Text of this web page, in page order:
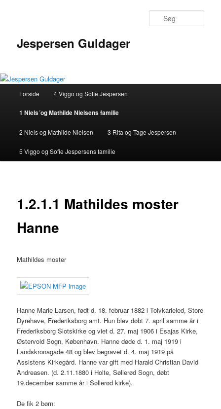
Jespersen Guldager
Forside 4 Viggo og Sofie Jespersen
1 Niels´og Mathilde Nielsens familie
2 Niels og Mathilde Nielsen 3 Rita og Tage Jespersen
5 Viggo og Sofie Jespersens familie
1.2.1.1 Mathildes moster
Hanne
Mathildes moster
Hanne Marie Larsen, født d. 18. februar 1882 i Tolvkarleled, Store
Dyrehave, Frederiksborg amt. Hun blev døbt 7. april samme år i
Frederiksborg Slotskirke og viet d. 27. maj 1906 i Esajas Kirke,
Østervold Sogn, København. Hanne døde d. 1. maj 1919 i
Landskronagade 48 og blev begravet d. 4. maj 1919 på
Assistens Kirkegård. Hanne var gift med Harald Christian David
Andreasen. (d. 2.11.1880 i Holte, Søllerød Sogn, døbt
19.december samme år i Søllerød kirke).
De fik 2 børn: